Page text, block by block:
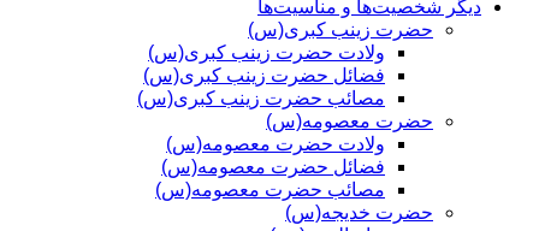
دیگر شخصیت‌ها و مناسیت‌ها
حضرت زینب کبری(س)
ولادت حضرت زینب کبری(س)
فضائل حضرت زینب کبری(س)
مصائب حضرت زینب کبری(س)
حضرت معصومه(س)
ولادت حضرت معصومه(س)
فضائل حضرت معصومه(س)
مصائب حضرت معصومه(س)
حضرت خدیجه(س)